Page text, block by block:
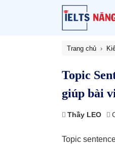
Trang chủ
Topic
giúp bài
Thầy LEO
Topic